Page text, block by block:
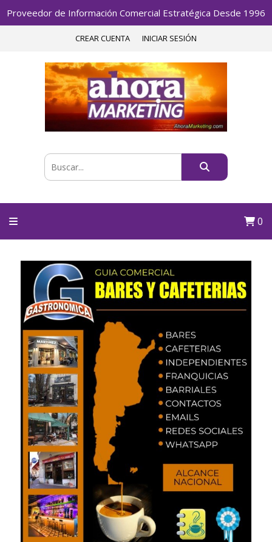
Proveedor de Información Comercial Estratégica Desde 1996
CREAR CUENTA INICIAR SESIÓN
0